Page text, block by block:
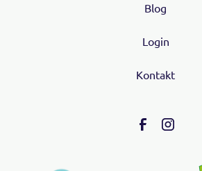
Blog
Login
Kontakt